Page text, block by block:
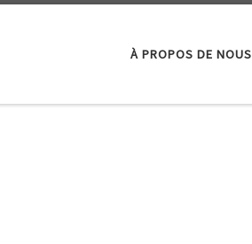
À PROPOS DE NOUS